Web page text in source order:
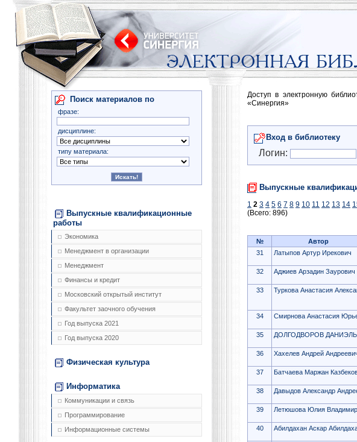
Поиск материалов по
фразе:
дисциплине:
типу материала:
Выпускные квалификационные
работы
Экономика
Менеджмент в организации
Менеджмент
Финансы и кредит
Московский открытый институт
Факультет заочного обучения
Год выпуска 2021
Год выпуска 2020
Физическая культура
Информатика
Коммуникации и связь
Программирование
Информационные системы
Доступ в электронную
«Синергия»
Вход в библиотеку
Логин:
Выпускные
1 2 3 4 5 6 7 8 9 10 11 12 13 14
(Всего: 896)
№ Автор
31
Латыпов Артур Ирекович
32
Аджиев Арзадин Заурович
33
Туркова Анастасия
34
Смирнова Анастасия
35
ДОЛГОДВОРОВ
36
Хахелев Андрей
37
Батчаева Маржан
38
Давыдов Александр
39
Летюшова Юлия
40
Абилдахан Аскар